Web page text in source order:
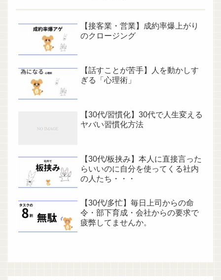
【接客業・営業】成約率爆上がり
のクロージング
【話すことが苦手】人を動かしす
ぎる「心理術」
【30代/習慣化】30代で人生変える
ヤバい習慣化方法
【30代/板挟み】本人に直接言った
らいいのに自分を使ってくる社内
の人たち・・・
【30代/多忙】毎日上司からの命
令・部下育成・会社からの要求で
疲弊してませんか。